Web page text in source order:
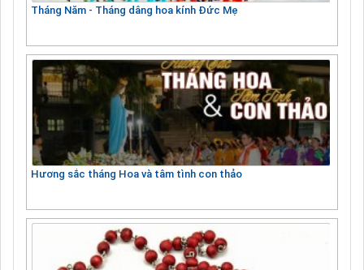
Tháng Năm - Tháng dâng hoa kính Đức Mẹ
Hương sắc tháng Hoa và tâm tình con thảo